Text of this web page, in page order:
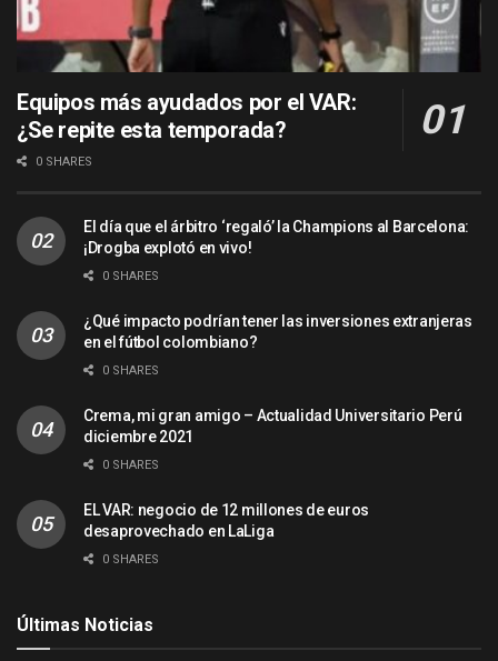
Equipos más ayudados por el VAR:
¿Se repite esta temporada?
0 SHARES
El día que el árbitro ‘regaló’ la Champions al Barcelona:
¡Drogba explotó en vivo!
0 SHARES
¿Qué impacto podrían tener las inversiones extranjeras
en el fútbol colombiano?
0 SHARES
Crema, mi gran amigo – Actualidad Universitario Perú
diciembre 2021
0 SHARES
EL VAR: negocio de 12 millones de euros
desaprovechado en LaLiga
0 SHARES
Últimas Noticias
ACTUALIDAD